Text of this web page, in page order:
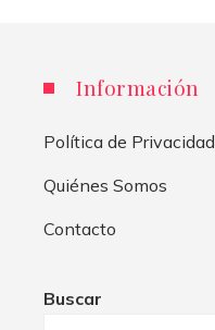
Información
Política de Privacidad
Quiénes Somos
Contacto
Buscar